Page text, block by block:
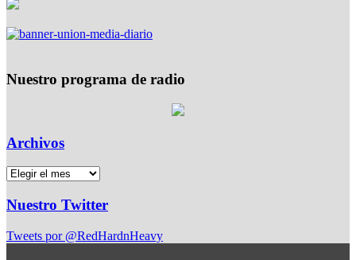
Nuestro programa de radio
Archivos
Nuestro Twitter
Tweets por @RedHardnHeavy